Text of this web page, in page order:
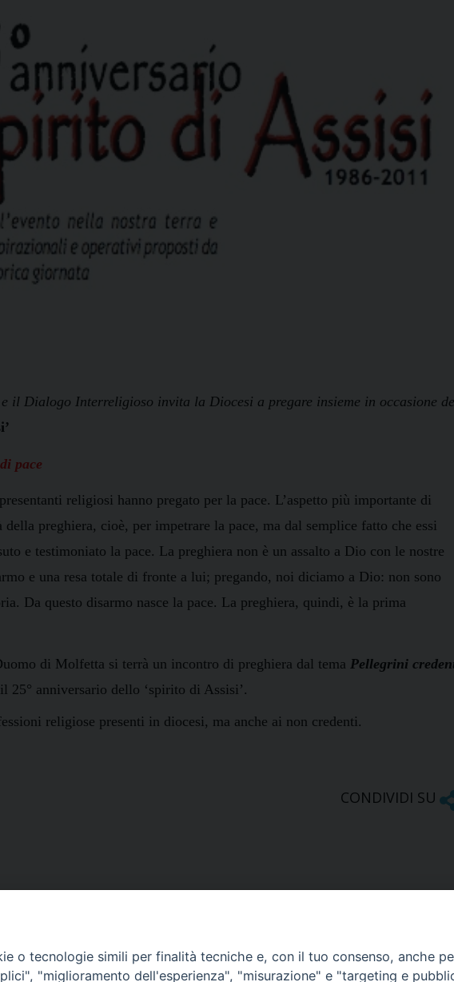
il Dialogo Interreligioso invita la Diocesi a pregare insieme in occasione
pace
religiosi hanno pregato per la pace. L’aspetto più importante di
preghiera, cioè, per impetrare la pace, ma dal semplice fatto che essi
e testimoniato la pace. La preghiera non è un assalto a Dio con le nostre
e una resa totale di fronte a lui; pregando, noi diciamo a Dio: non sono
Da questo disarmo nasce la pace. La preghiera, quindi, è la prima
di Molfetta si terrà un incontro di preghiera dal tema Pellegrini
25° anniversario dello ‘spirito di Assisi’.
religiose presenti in diocesi, ma anche ai non credenti.
CONDIVIDI SU
o tecnologie simili per finalità tecniche e, con il tuo consenso, anche
"miglioramento dell'esperienza", "misurazione" e "targeting e